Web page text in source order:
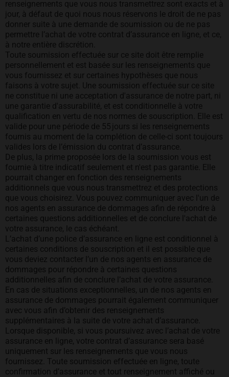
renseignements que vous nous transmettrez sont exacts et à
jour, à défaut de quoi nous nous réservons le droit de ne pas
donner suite à une demande de soumission ou de ne pas
permettre l’achat de votre contrat d’assurance en ligne, et ce,
à notre entière discrétion.
Toute soumission effectuée sur ce site doit être remplie
personnellement et est basée sur les renseignements que
vous fournissez et sur certaines hypothèses que nous
faisons à votre sujet. Une soumission effectuée sur ce site
ne constitue ni une acceptation d'assurance de notre part, ni
une garantie d'assurabilité, et est conditionnelle à votre
qualification en vertu de nos normes de souscription. Elle est
valide pour une période de 55 jours si les renseignements
fournis au moment de la complétion de celle-ci sont toujours
valides lors de l’émission du contrat d’assurance.
De plus, la prime proposée lors de la soumission vous est
fournie à titre indicatif seulement et n'est pas garantie. Elle
pourrait changer en fonction des renseignements
additionnels que vous nous transmettrez et des protections
que vous choisirez. Vous pouvez communiquer avec l'un de
nos agents en assurance de dommages afin de répondre à
certaines questions additionnelles et de conclure l'achat de
votre assurance, le cas échéant.
L’achat d’une police d’assurance en ligne est conditionnel à
certaines conditions de souscription et il est possible que
vous deviez contacter l’un de nos agents en assurance de
dommages pour répondre à certaines questions
additionnelles afin de conclure l’achat de votre assurance.
En cas de situations exceptionnelles, un de nos agents en
assurance de dommages pourrait également communiquer
avec vous afin d’obtenir des renseignements
supplémentaires à la suite de votre achat d’assurance.
Lorsque disponible, si vous poursuivez avec l’achat de votre
assurance en ligne, votre contrat d’assurance sera basé
uniquement sur les renseignements que vous nous
fournissez. Toute soumission effectuée en ligne, toute
confirmation d’assurance et tout renseignement affiché ou